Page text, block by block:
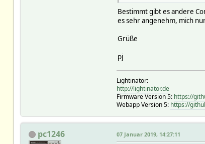
Bestimmt gibt es andere
es sehr angenehm, mich
Grüße
pj
Lightinator:
http://lightinator.de
Firmware Version 5: https://
Webapp Version 5: https://
pc1246 07 Januar 2019, 14:27:11